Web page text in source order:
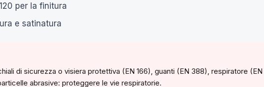
per la finitura
e satinatura
di sicurezza o visiera protettiva (EN 166), guanti (EN 388), respiratore
abrasive: proteggere le vie respiratorie.